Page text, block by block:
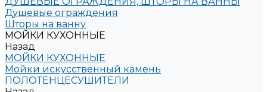
Душевые ограждения
Шторы на ванну
МОЙКИ КУХОННЫЕ
Назад
МОЙКИ КУХОННЫЕ
Мойки искусственный камень
ПОЛОТЕНЦЕСУШИТЕЛИ